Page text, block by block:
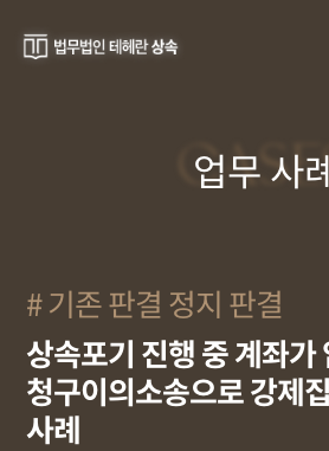
업무 사례
기존 판결 정지 판결
상속포기 진행 중 계좌가
청구이의소송으로 강제
사례